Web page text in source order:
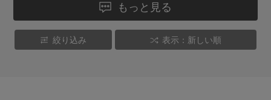
もっと見る
絞り込み 表示：新しい順